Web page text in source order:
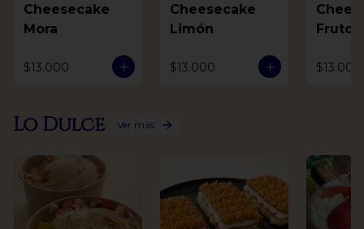
Cheesecake
Mora
$13.000
Cheesecake
Limón
$13.000
Frutos
$13.000
Lo Dulce Ver más